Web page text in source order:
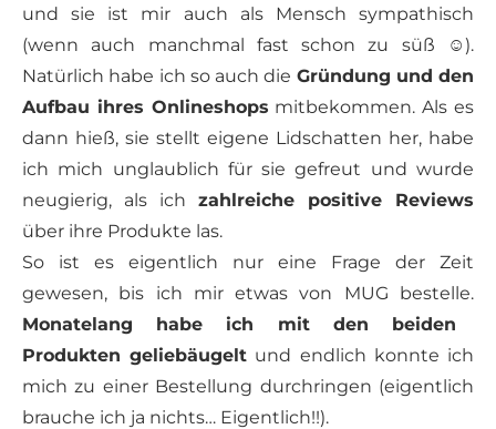
und sie ist mir auch als Mensch sympathisch
(wenn auch manchmal fast schon zu süß ☺).
Natürlich habe ich so auch die Gründung und den
Aufbau ihres Onlineshops mitbekommen. Als es
dann hieß, sie stellt eigene Lidschatten her, habe
ich mich unglaublich für sie gefreut und wurde
neugierig, als ich zahlreiche positive Reviews
über ihre Produkte las.
So ist es eigentlich nur eine Frage der Zeit
gewesen, bis ich mir etwas von MUG bestelle.
Monatelang habe ich mit den beiden
Produkten geliebäugelt und endlich konnte ich
mich zu einer Bestellung durchringen (eigentlich
brauche ich ja nichts… Eigentlich!!).